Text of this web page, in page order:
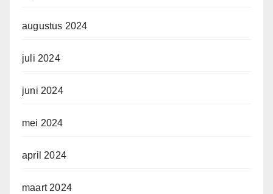
augustus 2024
juli 2024
juni 2024
mei 2024
april 2024
maart 2024